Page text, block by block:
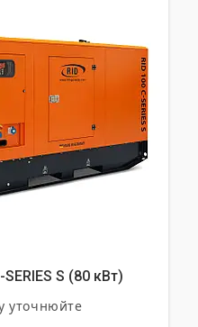
SERIES S (80 кВт)
уточнюйте